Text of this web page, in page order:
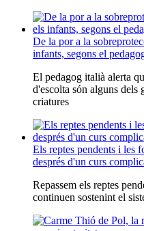
De la por a la
infants, segons el
El pedagog italià alerta
d'escolta són alguns dels
criatures
Els reptes pendents i les
després d'un curs
Repassem els reptes
continuen sostenint el